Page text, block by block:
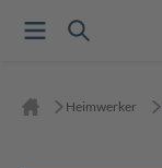
Heimwerker